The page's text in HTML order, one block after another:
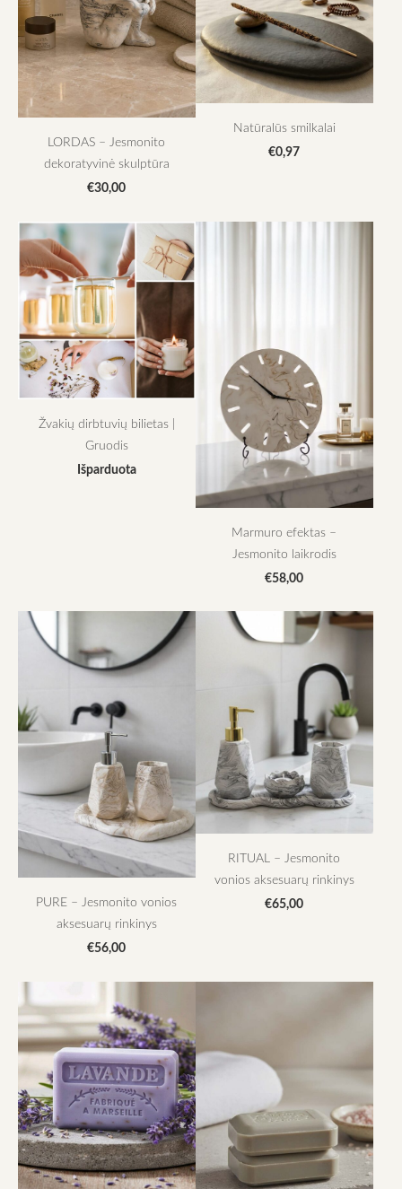
LORDAS – Jesmonito
dekoratyvinė skulptūra
€30,00
Natūralūs smilkalai
€0,97
Žvakių dirbtuvių bilietas |
Gruodis
Išparduota
Marmuro efektas –
Jesmonito laikrodis
€58,00
PURE – Jesmonito vonios
aksesuarų rinkinys
€56,00
RITUAL – Jesmonito
vonios aksesuarų rinkinys
€65,00